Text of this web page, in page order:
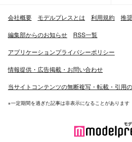
会社概要 モデルプレスとは 利用規約 推
編集部からのお知らせ RSS一覧
アプリケーションプライバシーポリシー
情報提供・広告掲載・お問い合わせ
当サイトコンテンツの無断複写・転載・引用
※一定期間を過ぎた記事は非表示になることがあります